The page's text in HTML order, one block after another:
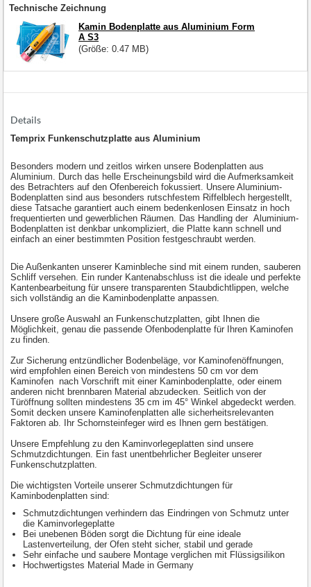
Technische Zeichnung
Kamin Bodenplatte aus Aluminium Form
A S3
(Größe: 0.47 MB)
Details
Temprix Funkenschutzplatte aus Aluminium
Besonders modern und zeitlos wirken unsere Bodenplatten aus
Aluminium. Durch das helle Erscheinungsbild wird die Aufmerksamkeit
des Betrachters auf den Ofenbereich fokussiert. Unsere Aluminium-
Bodenplatten sind aus besonders rutschfestem Riffelblech hergestellt,
diese Tatsache garantiert auch einem bedenkenlosen Einsatz in hoch
frequentierten und gewerblichen Räumen. Das Handling der Aluminium-
Bodenplatten ist denkbar unkompliziert, die Platte kann schnell und
einfach an einer bestimmten Position festgeschraubt werden.
Die Außenkanten unserer Kaminbleche sind mit einem runden, sauberen
Schliff versehen. Ein runder Kantenabschluss ist die ideale und perfekte
Kantenbearbeitung für unsere transparenten Staubdichtlippen, welche
sich vollständig an die Kaminbodenplatte anpassen.
Unsere große Auswahl an Funkenschutzplatten, gibt Ihnen die
Möglichkeit, genau die passende Ofenbodenplatte für Ihren Kaminofen
zu finden.
Zur Sicherung entzündlicher Bodenbeläge, vor Kaminofenöffnungen,
wird empfohlen einen Bereich von mindestens 50 cm vor dem
Kaminofen nach Vorschrift mit einer Kaminbodenplatte, oder einem
anderen nicht brennbaren Material abzudecken. Seitlich von der
Türöffnung sollten mindestens 35 cm im 45° Winkel abgedeckt werden.
Somit decken unsere Kaminofenplatten alle sicherheitsrelevanten
Faktoren ab. Ihr Schornsteinfeger wird es Ihnen gern bestätigen.
Unsere Empfehlung zu den Kaminvorlegeplatten sind unsere
Schmutzdichtungen. Ein fast unentbehrlicher Begleiter unserer
Funkenschutzplatten.
Die wichtigsten Vorteile unserer Schmutzdichtungen für
Kaminbodenplatten sind:
Schmutzdichtungen verhindern das Eindringen von Schmutz unter
die Kaminvorlegeplatte
Bei unebenen Böden sorgt die Dichtung für eine ideale
Lastenverteilung, der Ofen steht sicher, stabil und gerade
Sehr einfache und saubere Montage verglichen mit Flüssigsilikon
Hochwertigstes Material Made in Germany